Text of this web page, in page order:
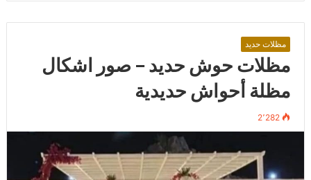
مظلات حديد
مظلات حوش حديد – صور اشكال
مظلة أحواش حديدية
2٬282